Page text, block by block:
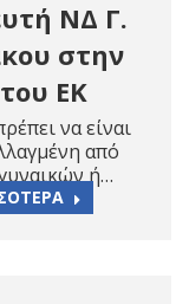
ΝΔ Γ.
στην
ΕK
να είναι
από
ή…